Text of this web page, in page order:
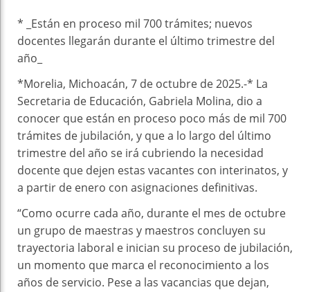
* _Están en proceso mil 700 trámites; nuevos
docentes llegarán durante el último trimestre del
año_
*Morelia, Michoacán, 7 de octubre de 2025.-* La
Secretaria de Educación, Gabriela Molina, dio a
conocer que están en proceso poco más de mil 700
trámites de jubilación, y que a lo largo del último
trimestre del año se irá cubriendo la necesidad
docente que dejen estas vacantes con interinatos, y
a partir de enero con asignaciones definitivas.
“Como ocurre cada año, durante el mes de octubre
un grupo de maestras y maestros concluyen su
trayectoria laboral e inician su proceso de jubilación,
un momento que marca el reconocimiento a los
años de servicio. Pese a las vacancias que dejan,